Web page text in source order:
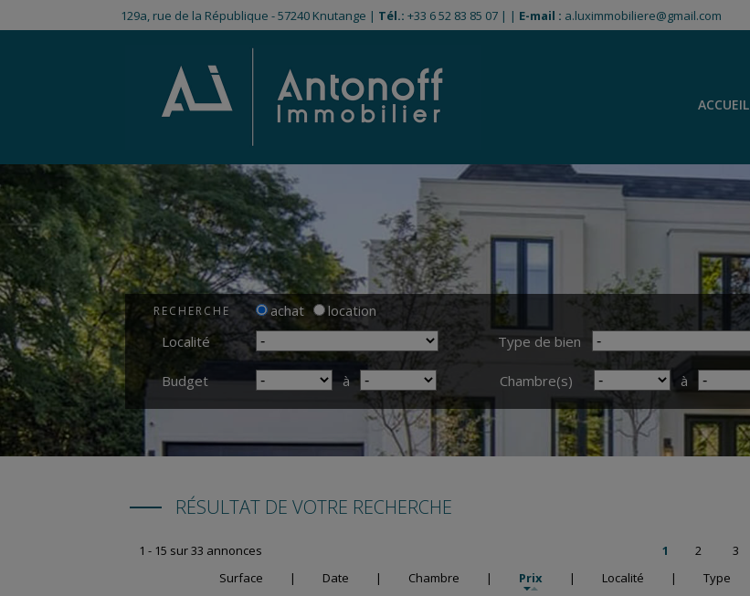
129a, rue de la République - 57240 Knutange | Tél.: +33 6 52 83 85 07 | | E-mail : a.luximmobiliere@gmail.com
ACCUEIL
RECHERCHE achat
location
Localité
Type de bien
Budget à Chambre(s) à
RÉSULTAT DE VOTRE RECHERCHE
1 - 15 sur 33 annonces 1 2
3
Surface
| Date | Chambre | Prix | Localité | Type